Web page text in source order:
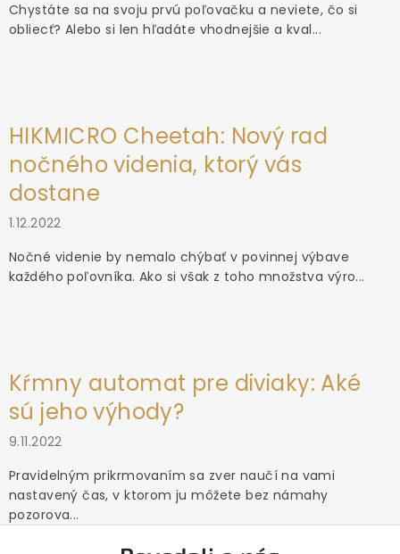
Chystáte sa na svoju prvú poľovačku a neviete, čo si
obliecť? Alebo si len hľadáte vhodnejšie a kval...
HIKMICRO Cheetah: Nový rad
nočného videnia, ktorý vás
dostane
1.12.2022
Nočné videnie by nemalo chýbať v povinnej výbave
každého poľovníka. Ako si však z toho množstva výro...
Kŕmny automat pre diviaky: Aké
sú jeho výhody?
9.11.2022
Pravidelným prikrmovaním sa zver naučí na vami
nastavený čas, v ktorom ju môžete bez námahy
pozorova...